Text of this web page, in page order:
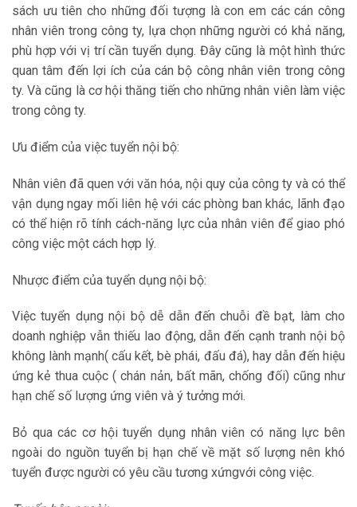
sách ưu tiên cho những đối tượng là con em các cán công
nhân viên trong công ty, lựa chọn những người có khả năng,
phù hợp với vị trí cần tuyển dụng. Đây cũng là một hình thức
quan tâm đến lợi ích của cán bộ công nhân viên trong công
ty. Và cũng là cơ hội thăng tiến cho những nhân viên làm việc
trong công ty.
Ưu điểm của việc tuyển nội bộ:
Nhân viên đã quen với văn hóa, nội quy của công ty và có thể
vận dụng ngay mối liên hệ với các phòng ban khác, lãnh đạo
có thể hiện rõ tính cách-năng lực của nhân viên để giao phó
công việc một cách hợp lý.
Nhược điểm của tuyển dụng nội bộ:
Việc tuyển dụng nội bộ dễ dẫn đến chuỗi đề bạt, làm cho
doanh nghiệp vẫn thiếu lao động, dẫn đến cạnh tranh nội bộ
không lành mạnh( cấu kết, bè phái, đấu đá), hay dẫn đến hiệu
ứng kẻ thua cuộc ( chán nản, bất mãn, chống đối) cũng như
hạn chế số lượng ứng viên và ý tưởng mới.
Bỏ qua các cơ hội tuyển dụng nhân viên có năng lực bên
ngoài do nguồn tuyển bị hạn chế về mặt số lượng nên khó
tuyển được người có yêu cầu tương xứngvới công việc.